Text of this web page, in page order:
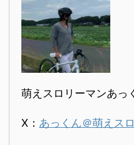
萌えスロリーマンあっ
X： あっくん＠萌えス